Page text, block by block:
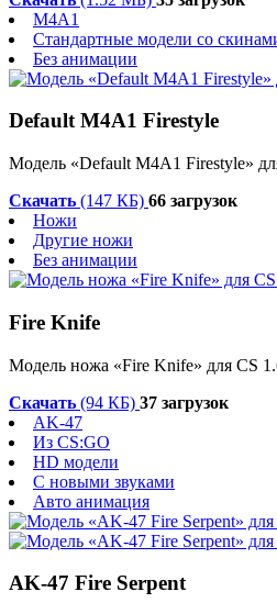
M4A1
Стандартные модели со
Без анимации
Default M4A1 Firestyle
Модель «Default M4A1 Firestyle»
Скачать (147 КБ) 66 загрузок
Ножи
Другие ножи
Без анимации
Fire Knife
Модель ножа «Fire Knife» для CS
Скачать (94 КБ) 37 загрузок
AK-47
Из CS:GO
HD модели
С новыми звуками
Авто анимация
AK-47 Fire Serpent